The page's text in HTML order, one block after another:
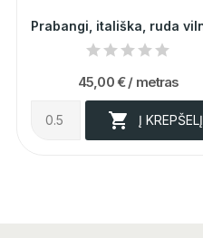
45,00 € / metras
 Į KREPŠELĮ